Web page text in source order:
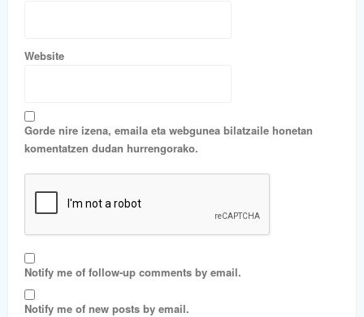
Website
Gorde nire izena, emaila eta webgunea bilatzaile honetan
komentatzen dudan hurrengorako.
Notify me of follow-up comments by email.
Notify me of new posts by email.